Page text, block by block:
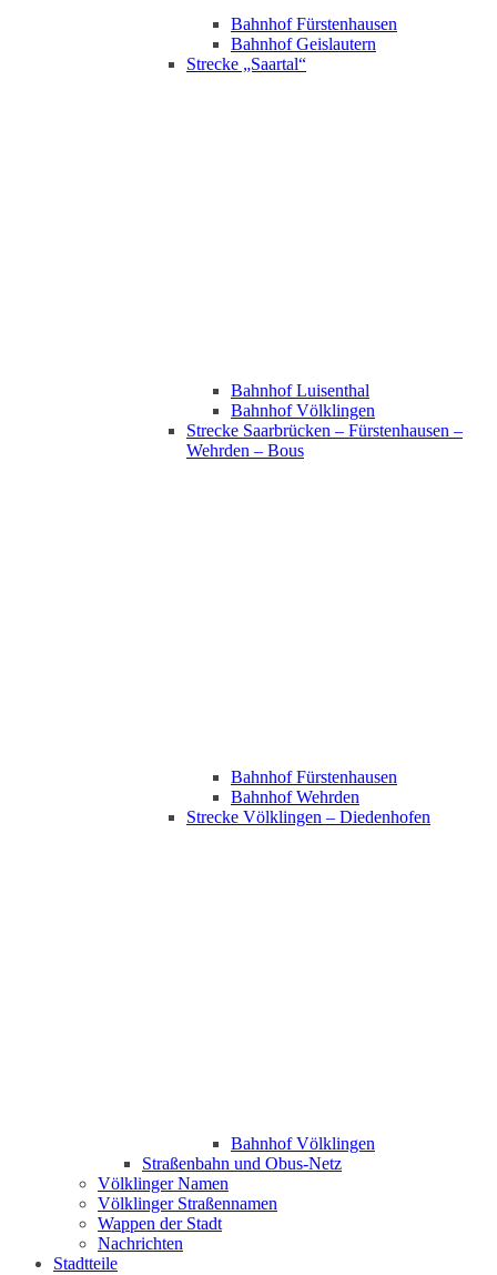
Bahnhof Fürstenhausen
Bahnhof Geislautern
Strecke „Saartal“
Bahnhof Luisenthal
Bahnhof Völklingen
Strecke Saarbrücken – Fürstenhausen –
Wehrden – Bous
Bahnhof Fürstenhausen
Bahnhof Wehrden
Strecke Völklingen – Diedenhofen
Bahnhof Völklingen
Straßenbahn und Obus-Netz
Völklinger Namen
Völklinger Straßennamen
Wappen der Stadt
Nachrichten
Stadtteile